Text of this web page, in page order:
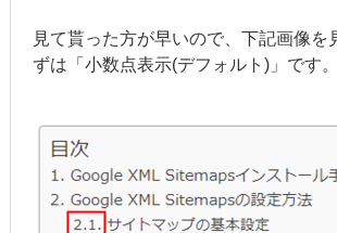
見て貰った方が早いので、下記画像を
ずは「小数点表示(デフォルト)」です。